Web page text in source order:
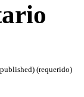
(requerido)